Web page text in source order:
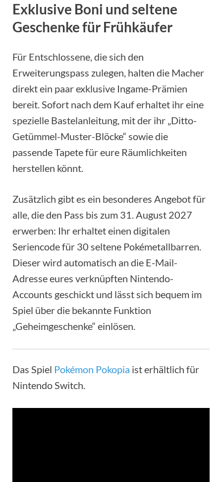
Exklusive Boni und seltene
Geschenke für Frühkäufer
Für Entschlossene, die sich den
Erweiterungspass zulegen, halten die Macher
direkt ein paar exklusive Ingame-Prämien
bereit. Sofort nach dem Kauf erhaltet ihr eine
spezielle Bastelanleitung, mit der ihr „Ditto-
Getümmel-Muster-Blöcke“ sowie die
passende Tapete für eure Räumlichkeiten
herstellen könnt.
Zusätzlich gibt es ein besonderes Angebot für
alle, die den Pass bis zum 31. August 2027
erwerben: Ihr erhaltet einen digitalen
Seriencode für 30 seltene Pokémetallbarren.
Dieser wird automatisch an die E-Mail-
Adresse eures verknüpften Nintendo-
Accounts geschickt und lässt sich bequem im
Spiel über die bekannte Funktion
„Geheimgeschenke“ einlösen.
Das Spiel Pokémon Pokopia ist erhältlich für
Nintendo Switch.